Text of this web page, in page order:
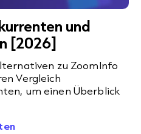
und
[2026]
zu ZoomInfo
Vergleich
um einen Überblick